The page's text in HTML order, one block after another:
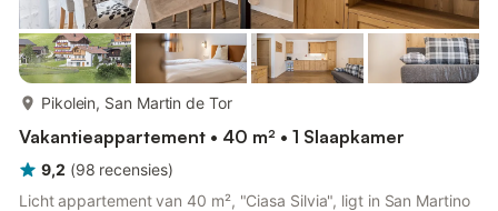
Pikolein, San Martin de Tor
Vakantieappartement • 40 m² • 1 Slaapkamer
9,2 (98 recensies)
Licht appartement van 40 m², "Ciasa Silvia", ligt in San Martino